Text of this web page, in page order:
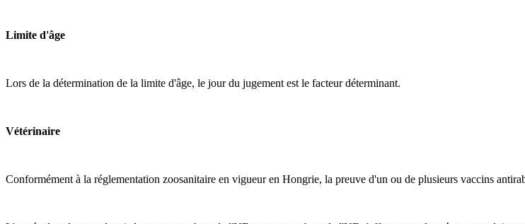
Limite d'âge
Lors de la détermination de la limite d'âge, le jour du jugement est le facteur déterminant.
Vétérinaire
Conformément à la réglementation zoosanitaire en vigueur en Hongrie, la preuve d'un ou de plusieurs vaccins